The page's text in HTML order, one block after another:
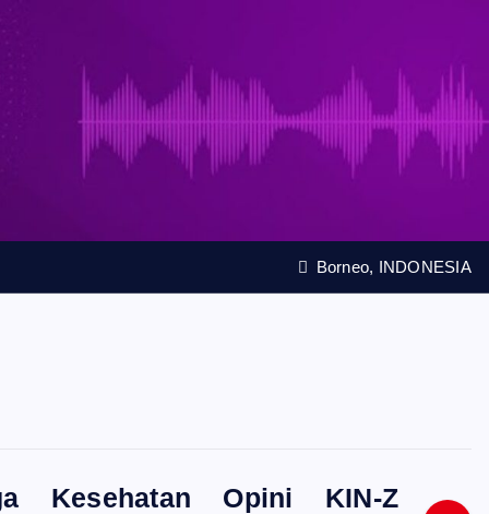
Borneo, INDONESIA
Kesehatan Opini
KIN-Z